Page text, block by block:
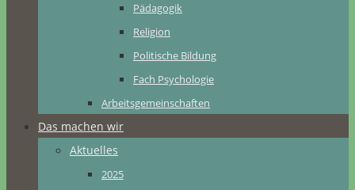
Pädagogik
Religion
Politische Bildung
Fach Psychologie
Arbeitsgemeinschaften
Das machen wir
Aktuelles
2025